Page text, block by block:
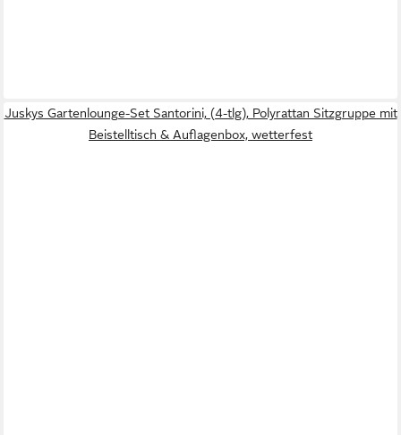
Juskys Gartenlounge-Set Santorini, (4-tlg), Polyrattan Sitzgruppe mit
Beistelltisch & Auflagenbox, wetterfest